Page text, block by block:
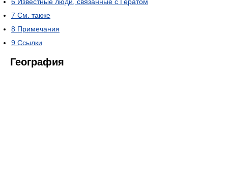
7 См. также
8 Примечания
9 Ссылки
География